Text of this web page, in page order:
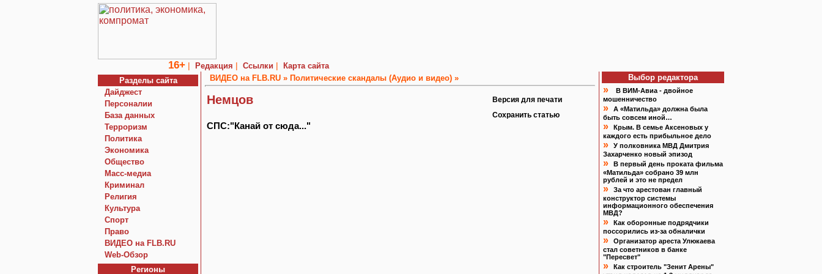
16+ | Редакция | Ссылки |
Карта сайта
Разделы сайта
Дайджест
Персоналии
База данных
Терроризм
Политика
Экономика
Общество
Macc-медиа
Криминал
Религия
Культура
Спорт
Право
ВИДЕО на FLB.RU
Web-Обзор
Регионы
ВИДЕО на FLB.RU » Политические скандалы (Аудио и видео) »
Немцов
СПС:"Канай от сюда..."
Версия для печати
Сохранить статью
Выбор редактора
»
В ВИМ-Авиа - двойное
мошенничество
»
А «Матильда» должна была
быть совсем иной…
»
Крым. В семье Аксеновых у
каждого есть прибыльное дело
»
У полковника МВД Дмитрия
Захарченко новый эпизод
»
В первый день проката фильма
«Матильда» собрано 39 млн
рублей и это не предел
»
За что арестован главный
конструктор системы
информационного обеспечения
МВД?
»
Как оборонные подрядчики
поссорились из-за обналички
»
Организатор ареста Улюкаева
стал советников в банке
"Пересвет"
»
Как строитель "Зенит Арены"